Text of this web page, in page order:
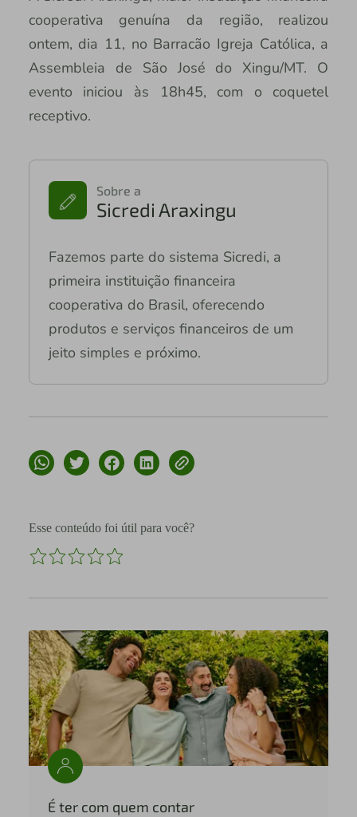
cooperativa genuína da região, realizou
ontem, dia 11, no Barracão Igreja Católica, a
Assembleia de São José do Xingu/MT. O
evento iniciou às 18h45, com o coquetel
receptivo.
Sobre a
Sicredi Araxingu
Fazemos parte do sistema Sicredi, a
primeira instituição financeira
cooperativa do Brasil, oferecendo
produtos e serviços financeiros de um
jeito simples e próximo.
Esse conteúdo foi útil para você?
É ter com quem contar